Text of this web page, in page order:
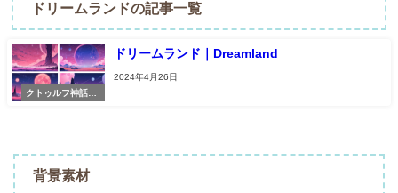
ドリームランドの記事一覧
クトゥルフ神話TR
ドリームランド｜Dreamland
2024年4月26日
背景素材